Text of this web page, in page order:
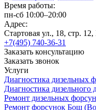
Время работы:
пн-сб 10:00–20:00
Адрес:
Стартовая ул., 18, стр.
+7(495) 740-36-31
Заказать консультацию
Заказать звонок
Услуги
Диагностика дизельных
Диагностика дизельного
Ремонт дизельных
Ремонт форсунок Бош